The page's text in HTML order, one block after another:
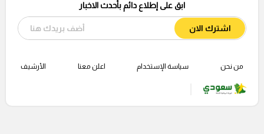
ابق على إطلاع دائم بأحدث الاخبار
اشترك الان
من نحن سياسة الإستخدام اعلن معنا الأرشيف